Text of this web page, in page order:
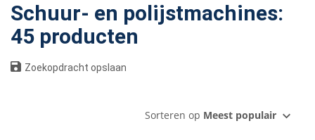
Schuur- en polijstmachines:
45 producten
Zoekopdracht opslaan
Sorteren op Meest populair